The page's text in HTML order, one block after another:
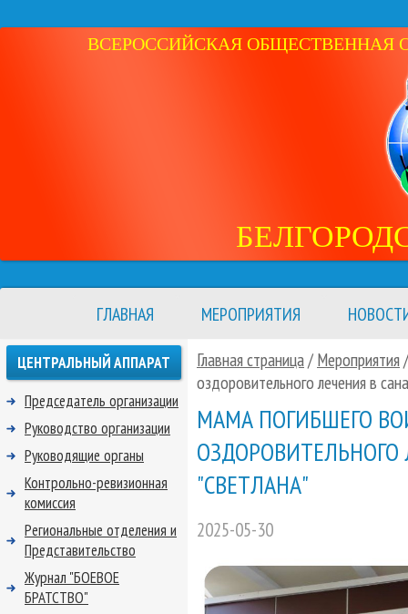
ВСЕРОССИЙСКАЯ ОБЩЕСТВЕННАЯ
ГЛАВНАЯ МЕРОПРИЯТИЯ
Главная страница/ Мероприятия
оздоровительного лечения в
МАМА ПОГИБШЕГО
ОЗДОРОВИТЕЛЬНОГО
"СВЕТЛАНА"
2025-05-30
ЦЕНТРАЛЬНЫЙ АППАРАТ
Председатель организации
Руководство организации
Руководящие органы
Контрольно-ревизионная
комиссия
Региональные отделения и
Представительство
Журнал "БОЕВОЕ
БРАТСТВО"